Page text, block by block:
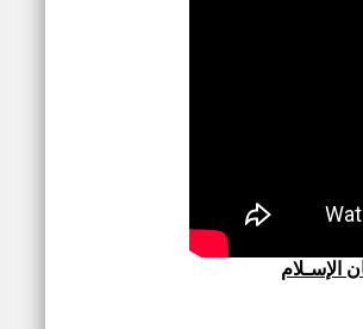
الإسـلام